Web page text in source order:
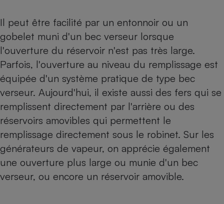
Il peut être facilité par un entonnoir ou un
gobelet muni d'un bec verseur lorsque
l'ouverture du réservoir n'est pas très large.
Parfois, l'ouverture au niveau du remplissage est
équipée d'un système pratique de type bec
verseur. Aujourd'hui, il existe aussi des fers qui se
remplissent directement par l'arrière ou des
réservoirs amovibles qui permettent le
remplissage directement sous le robinet. Sur les
générateurs de vapeur, on apprécie également
une ouverture plus large ou munie d'un bec
verseur, ou encore un réservoir amovible.